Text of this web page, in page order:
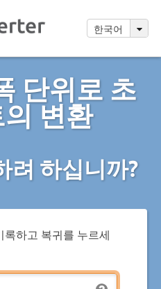
한국어
단위로 초
변환
려 하십니까?
록하고 복귀를 누르세